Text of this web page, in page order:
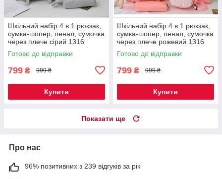
Шкільний набір 4 в 1 рюкзак,
сумка-шопер, пенал, сумочка
через плече сірий 1316
Готово до відправки
799 ₴ 999 ₴
Купити
Шкільний набір 4 в 1 рюкзак,
сумка-шопер, пенал, сумочка
через плече рожевий 1316
Готово до відправки
799 ₴ 999 ₴
Купити
Показати ще
Про нас
96% позитивних з 239 відгуків за рік